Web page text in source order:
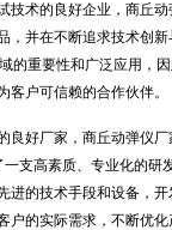
技术的良好企业，商丘
，并在不断追求技术创新
的重要性和广泛应用，
客户可信赖的合作伙伴。
良好厂家，商丘动弹仪
支高素质、专业化的研
进的技术手段和设备，
户的实际需求，不断优